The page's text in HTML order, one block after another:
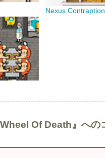
Nexus
Of Death』への